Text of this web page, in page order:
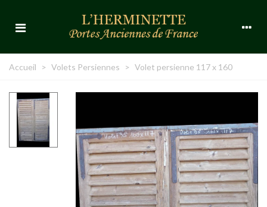
Accueil > Volets Persiennes > Volet persienne 117 x 160